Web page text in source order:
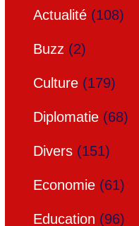
Actualité (108)
Buzz (2)
Culture (179)
Diplomatie (68)
Divers (151)
Economie (61)
Education (96)